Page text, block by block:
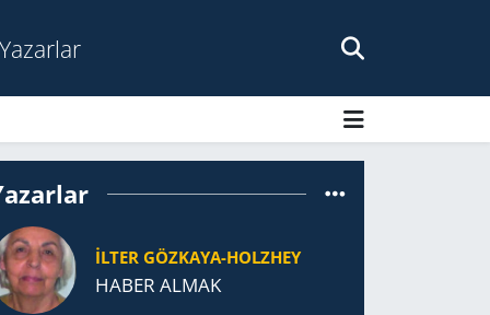
Yazarlar
İLTER GÖZKAYA-HOLZHEY
HABER ALMAK